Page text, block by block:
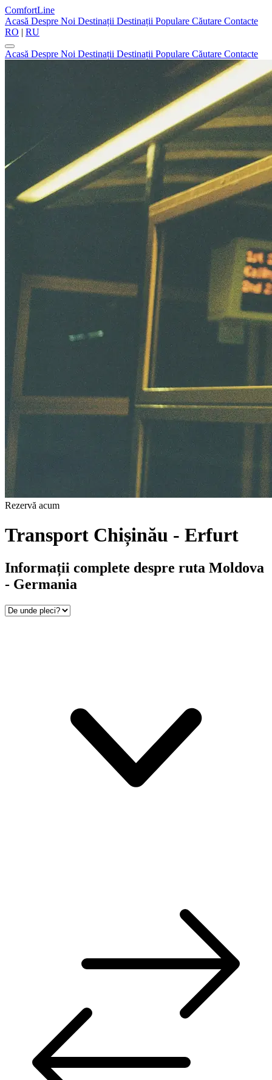
ComfortLine
Acasă Despre Noi Destinații Destinații Populare Căutare Contacte
RO | RU
Acasă Despre Noi Destinații Destinații Populare Căutare Contacte
Rezervă acum
Transport Chișinău - Erfurt
Informații complete despre ruta Moldova
- Germania